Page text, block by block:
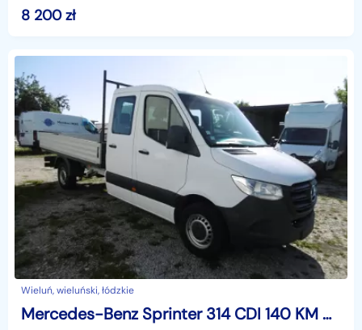
607 374 413
8 200zł
Wieluń, wieluński, łódzkie
Mercedes-Benz Sprinter 314 CDI 140 KM Doka 6-Os. Automat Klimatronik